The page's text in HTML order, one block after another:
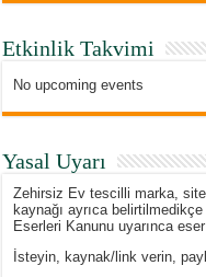
Etkinlik Takvimi
No upcoming events
Yasal Uyarı
Zehirsiz Ev tescilli marka,
kaynağı ayrıca
Eserleri Kanunu uyarınca
İsteyin, kaynak/link verin,